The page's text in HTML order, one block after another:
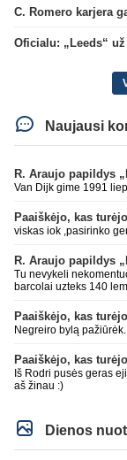
C. Romero karjera
Naujausi
R. Araujo papildys
Van Dijk gime 1991
viskas iok ,pasirinko
R. Araujo papildys
Tu nevykeli
barcolai uzteks 140
Negreiro bylą
Iš Rodri pusės geras
aš žinau :)
Dienos